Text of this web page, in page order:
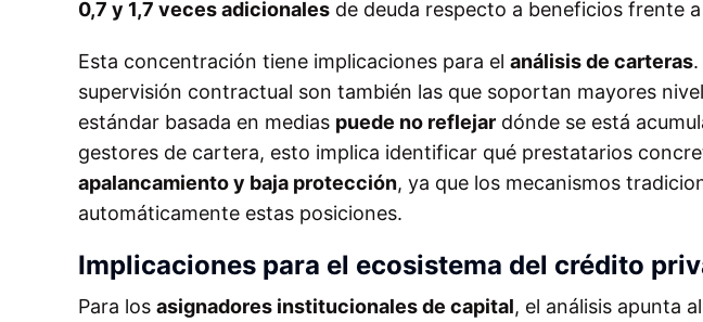
0,7 y 1,7 veces adicionales de deuda respecto a beneficios frente
Esta concentración tiene implicaciones para el análisis de carteras
supervisión contractual son también las que soportan mayores
estándar basada en medias puede no reflejar dónde se está
gestores de cartera, esto implica identificar qué prestatarios
apalancamiento y baja protección, ya que los mecanismos
automáticamente estas posiciones.
Implicaciones para el ecosistema del crédito
Para los asignadores institucionales de capital, el análisis apunta